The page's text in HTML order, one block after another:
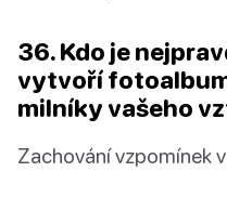
36. Kdo je
vytvoří
milníky vašeho
Zachování vzpomínek